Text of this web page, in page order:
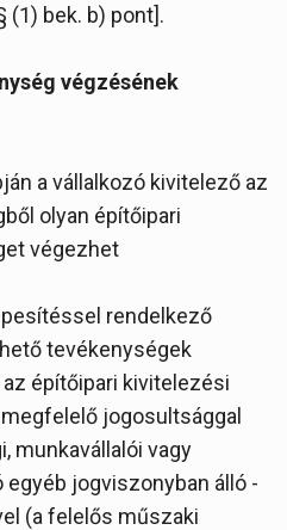
(1) bek. b) pont].
végzésének
a vállalkozó kivitelező az
olyan építőipari
végezhet
rendelkező
tevékenységek
építőipari kivitelezési
jogosultsággal
munkavállalói vagy
jogviszonyban álló -
(a felelős műszaki